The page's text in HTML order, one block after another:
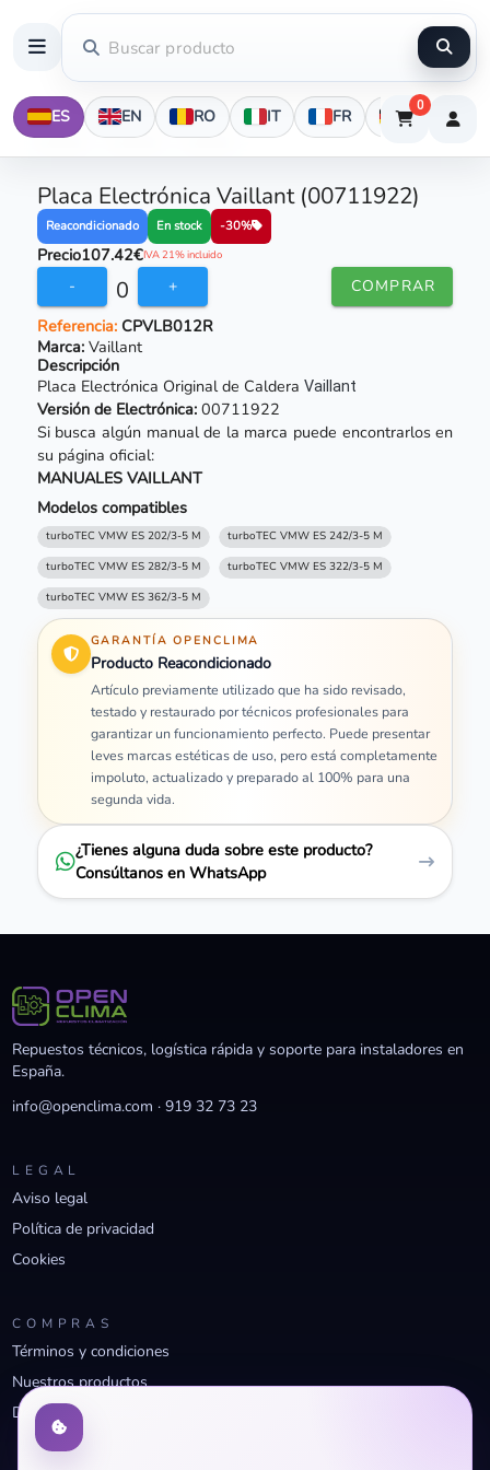
ES EN RO IT FR DE
0
Placa Electrónica Vaillant (00711922)
Reacondicionado En stock -30%
Precio107.42€IVA 21% incluido
- 0 + COMPRAR
Referencia:CPVLB012R
Marca: Vaillant
Descripción
Placa Electrónica Original de Caldera Vaillant
Versión de Electrónica:00711922
Si busca algún manual de la marca puede encontrarlos en
su página oficial:
MANUALES VAILLANT
Modelos compatibles
turboTEC VMW ES 202/3-5 M
turboTEC VMW ES 242/3-5 M
turboTEC VMW ES 282/3-5 M
turboTEC VMW ES 322/3-5 M
turboTEC VMW ES 362/3-5 M
GARANTÍA OPENCLIMA
Producto Reacondicionado
Artículo previamente utilizado que ha sido revisado,
testado y restaurado por técnicos profesionales para
garantizar un funcionamiento perfecto. Puede presentar
leves marcas estéticas de uso, pero está completamente
impoluto, actualizado y preparado al 100% para una
segunda vida.
¿Tienes alguna duda sobre este producto?
Consúltanos en WhatsApp
Repuestos técnicos, logística rápida y soporte para instaladores en
España.
info@openclima.com ·919 32 73 23
LEGAL
Aviso legal
Política de privacidad
Cookies
COMPRAS
Términos y condiciones
Nuestros productos
Descuentos profesionales